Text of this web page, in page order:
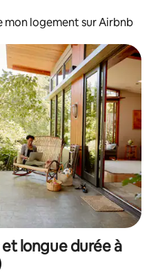
mon logement sur Airbnb
longue durée à